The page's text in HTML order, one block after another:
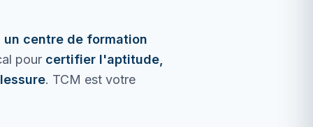
centre de formation
pour certifier l'aptitude,
. TCM est votre